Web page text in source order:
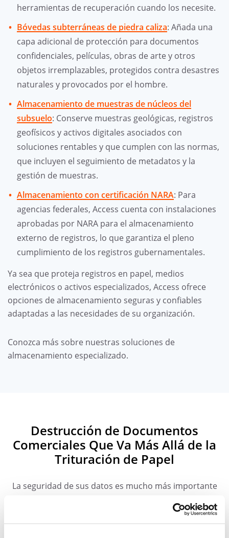
herramientas de recuperación cuando los necesite.
Bóvedas subterráneas de piedra caliza: Añada una
capa adicional de protección para documentos
confidenciales, películas, obras de arte y otros
objetos irremplazables, protegidos contra desastres
naturales y provocados por el hombre.
Almacenamiento de muestras de núcleos del
subsuelo: Conserve muestras geológicas, registros
geofísicos y activos digitales asociados con
soluciones rentables y que cumplen con las normas,
que incluyen el seguimiento de metadatos y la
gestión de muestras.
Almacenamiento con certificación NARA: Para
agencias federales, Access cuenta con instalaciones
aprobadas por NARA para el almacenamiento
externo de registros, lo que garantiza el pleno
cumplimiento de los registros gubernamentales.
Ya sea que proteja registros en papel, medios
electrónicos o activos especializados, Access ofrece
opciones de almacenamiento seguras y confiables
adaptadas a las necesidades de su organización.
Conozca más sobre nuestras soluciones de
almacenamiento especializado.
Destrucción de Documentos
Comerciales Que Va Más Allá de la
Trituración de Papel
La seguridad de sus datos es mucho más importante
la información personal de sus empleados y los